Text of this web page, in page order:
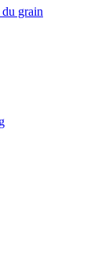
grain